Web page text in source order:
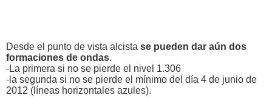
Desde el punto de vista alcista se pueden dar aún dos
formaciones de ondas.
-La primera si no se pierde el nivel 1.306
-la segunda si no se pierde el mínimo del día 4 de junio de
2012 (líneas horizontales azules).